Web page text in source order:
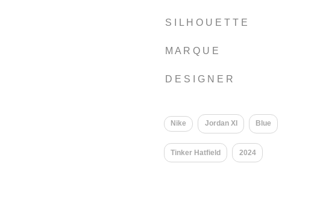
S I L H O U E T T E
M A R Q U E
D E S I G N E R
Nike Jordan XI Blue
Tinker Hatfield 2024